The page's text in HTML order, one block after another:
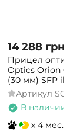
14 288 грн.
Прицел
Optics Orion
(30 мм) SFP
Артикул
В наличии
x 4 мес.